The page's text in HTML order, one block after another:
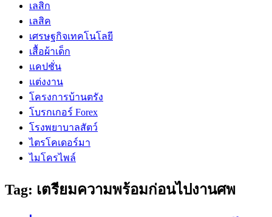
เลสิก
เลสิค
เศรษฐกิจเทคโนโลยี
เสื้อผ้าเด็ก
แคปชั่น
แต่งงาน
โครงการบ้านตรัง
โบรกเกอร์ Forex
โรงพยาบาลสัตว์
ไตรโคเดอร์มา
ไมโครไพล์
Tag: เตรียมความพร้อมก่อนไปงานศพ